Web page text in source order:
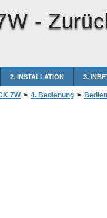
-
2. INSTALLATION 3.
7W > 4. Bedienung >